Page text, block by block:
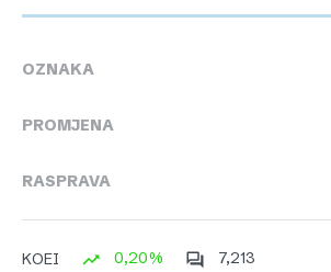
OZNAKA
PROMJENA
RASPRAVA
KOEI 0,20% 7,213